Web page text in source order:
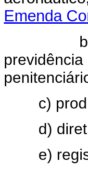
Emenda
c)
d)
e)